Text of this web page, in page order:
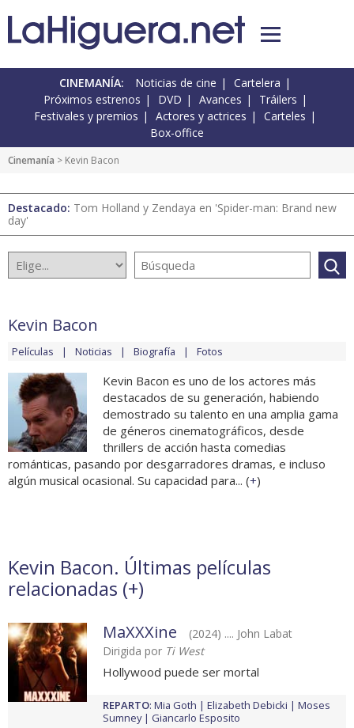
CINEMANÍA: Noticias de cine
Cartelera
Próximos estrenos
DVD Avances
Tráilers
Festivales y premios
Actores y actrices
Carteles
Box-office
Cinemanía > Kevin Bacon
Destacado: Tom Holland y Zendaya en 'Spider-man: Brand new
day'
Kevin Bacon
Películas Noticias Biografía Fotos
Kevin Bacon es uno de los actores más
destacados de su generación, habiendo
demostrado su talento en una amplia gama
de géneros cinematográficos, desde
thrillers de acción hasta comedias
románticas, pasando por desgarradores dramas, e incluso
algún musical ocasional. Su capacidad para... (+)
Kevin Bacon. Últimas películas
relacionadas (+)
MaXXXine
(2024) .... John Labat
Dirigida por Ti West
Hollywood puede ser mortal
REPARTO: Mia Goth Elizabeth Debicki
Moses
Sumney
Giancarlo Esposito